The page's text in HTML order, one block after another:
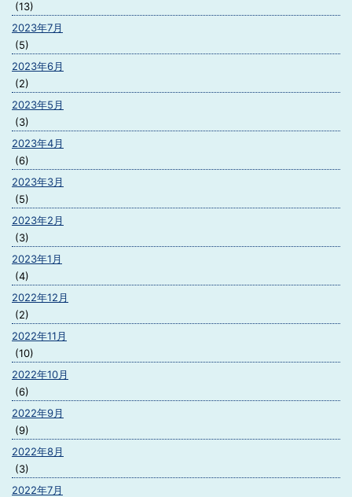
(13)
2023年7月
(5)
2023年6月
(2)
2023年5月
(3)
2023年4月
(6)
2023年3月
(5)
2023年2月
(3)
2023年1月
(4)
2022年12月
(2)
2022年11月
(10)
2022年10月
(6)
2022年9月
(9)
2022年8月
(3)
2022年7月